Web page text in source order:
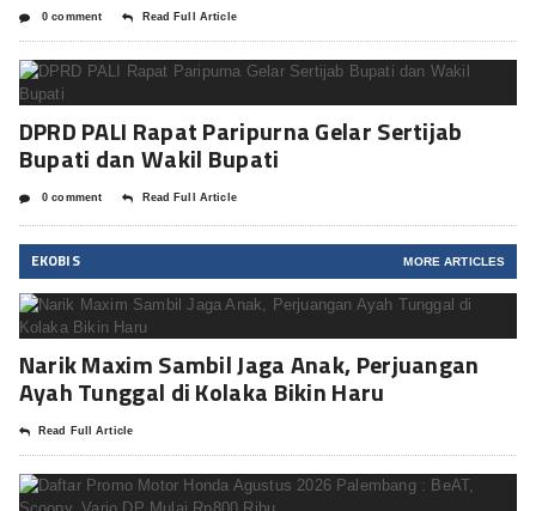
0 comment Read Full Article
DPRD PALI Rapat Paripurna Gelar Sertijab
Bupati dan Wakil Bupati
0 comment Read Full Article
EKOBIS MORE ARTICLES
Narik Maxim Sambil Jaga Anak, Perjuangan
Ayah Tunggal di Kolaka Bikin Haru
Read Full Article